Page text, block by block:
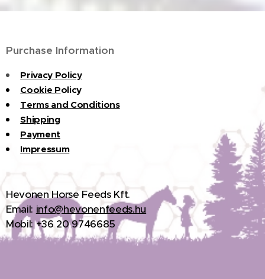
Purchase Information
Privacy Policy
Cookie Policy
Terms and Conditions
Shipping
Payment
Impressum
Hevonen Horse Feeds Kft.
Email: info@hevonenfeeds.hu
Mobil: +36 20 9746685